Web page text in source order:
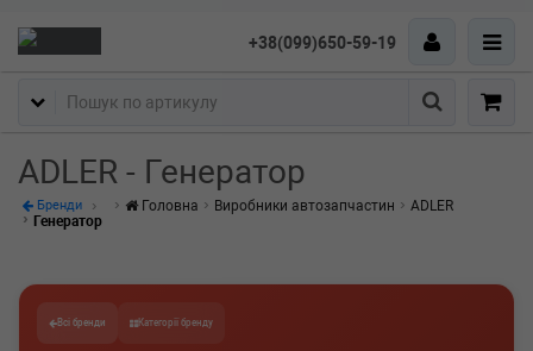
+38(099)650-59-19
Пошук
ADLER - Генератор
Бренди Головна Виробники автозапчастин
ADLER
Генератор
Всі бренди Категорії бренду